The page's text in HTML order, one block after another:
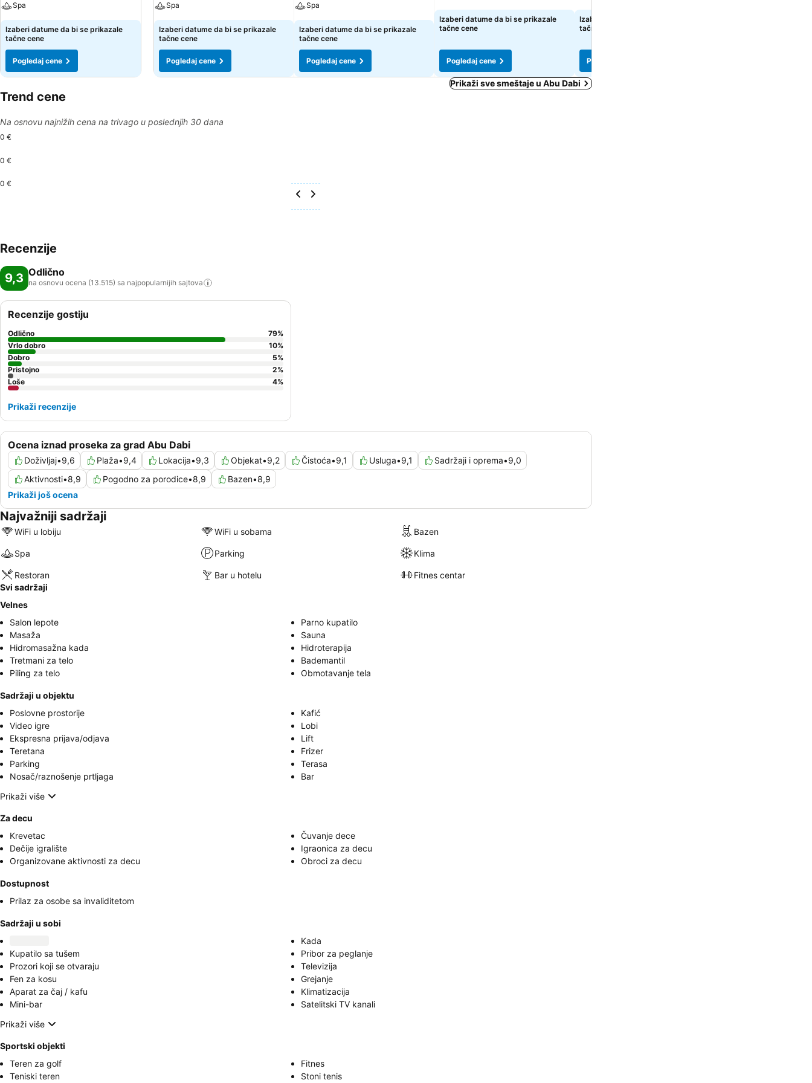
Spa
Izaberi datume da bi se prikazale
tačne cene
Pogledaj cene
Spa
Izaberi datume da bi se prikazale
tačne cene
Pogledaj cene
Spa
Izaberi datume da bi se prikazale
tačne cene
Pogledaj cene
Izaberi datume da bi se prikazale
tačne cene
Pogledaj cene
Izaberi datume da bi se prikazale
tačne cene
Pogledaj cene
Prikaži sve smeštaje u Abu Dabi
Trend cene
Na osnovu najnižih cena na trivago u poslednjih 30 dana
0 €
0 €
0 €
Recenzije
9,3 Odlično
na osnovu ocena (13.515) sa najpopularnijih sajtova
Ocena iznad proseka za grad Abu Dabi
Doživljaj•9,6 Plaža•9,4 Lokacija•9,3 Objekat•9,2 Čistoća•9,1 Usluga•9,1 Sadržaji i oprema•9,0
Aktivnosti•8,9 Pogodno za porodice•8,9 Bazen•8,9
Prikaži još ocena
Recenzije gostiju
Odlično 79%
Vrlo dobro
10%
Dobro
5%
Pristojno
2%
Loše
4%
Prikaži recenzije
Najvažniji sadržaji
WiFi u lobiju WiFi u sobama Bazen
Spa Parking Klima
Restoran Bar u hotelu
Fitnes centar
Svi sadržaji
Velnes
Salon lepote
Parno kupatilo
Masaža
Sauna
Hidromasažna kada
Hidroterapija
Tretmani za telo
Bademantil
Piling za telo
Obmotavanje tela
Sadržaji u objektu
Poslovne prostorije
Kafić
Video igre
Lobi
Ekspresna prijava/odjava
Lift
Teretana
Frizer
Parking
Terasa
Nosač/raznošenje prtljaga
Bar
Prikaži više
Za decu
Krevetac
Čuvanje dece
Dečije igralište
Igraonica za decu
Organizovane aktivnosti za decu
Obroci za decu
Dostupnost
Prilaz za osobe sa invaliditetom
Sadržaji u sobi
Kada
Kupatilo sa tušem
Pribor za peglanje
Prozori koji se otvaraju
Televizija
Fen za kosu
Grejanje
Aparat za čaj / kafu
Klimatizacija
Mini-bar
Satelitski TV kanali
Prikaži više
Sportski objekti
Teren za golf
Fitnes
Teniski teren
Stoni tenis